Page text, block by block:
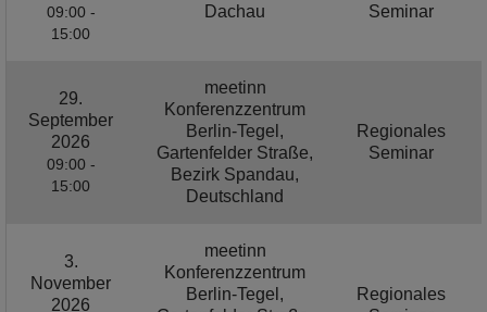
09:00 -
15:00
Dachau
Seminar
29.
September
2026
09:00 -
15:00
meetinn
Konferenzzentrum
Berlin-Tegel,
Gartenfelder Straße,
Bezirk Spandau,
Deutschland
Regionales
Seminar
3.
November
2026
meetinn
Konferenzzentrum
Berlin-Tegel,
Regionales